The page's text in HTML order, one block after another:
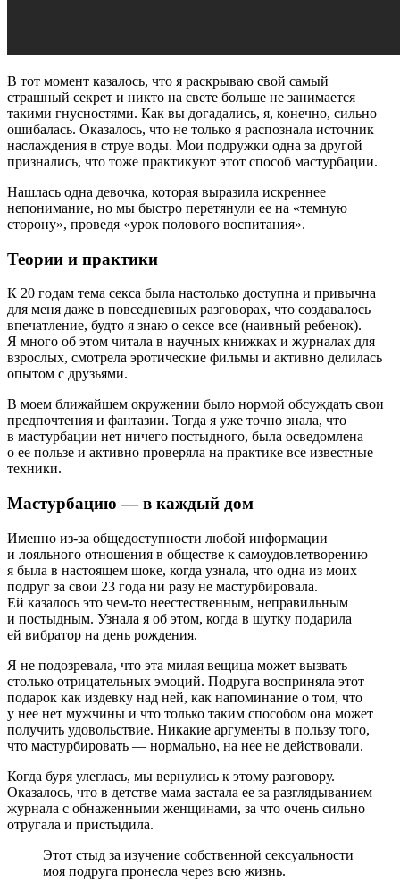
В тот момент казалось, что я раскрываю свой самый
страшный секрет и никто на свете больше не занимается
такими гнусностями. Как вы догадались, я, конечно, сильно
ошибалась. Оказалось, что не только я распознала источник
наслаждения в струе воды. Мои подружки одна за другой
признались, что тоже практикуют этот способ мастурбации.
Нашлась одна девочка, которая выразила искреннее
непонимание, но мы быстро перетянули ее на «темную
сторону», проведя «урок полового воспитания».
Теории и практики
К 20 годам тема секса была настолько доступна и привычна
для меня даже в повседневных разговорах, что создавалось
впечатление, будто я знаю о сексе все (наивный ребенок).
Я много об этом читала в научных книжках и журналах для
взрослых, смотрела эротические фильмы и активно делилась
опытом с друзьями.
В моем ближайшем окружении было нормой обсуждать свои
предпочтения и фантазии. Тогда я уже точно знала, что
в мастурбации нет ничего постыдного, была осведомлена
о ее пользе и активно проверяла на практике все известные
техники.
Мастурбацию — в каждый дом
Именно из-за общедоступности любой информации
и лояльного отношения в обществе к самоудовлетворению
я была в настоящем шоке, когда узнала, что одна из моих
подруг за свои 23 года ни разу не мастурбировала.
Ей казалось это чем-то неестественным, неправильным
и постыдным. Узнала я об этом, когда в шутку подарила
ей вибратор на день рождения.
Я не подозревала, что эта милая вещица может вызвать
столько отрицательных эмоций. Подруга восприняла этот
подарок как издевку над ней, как напоминание о том, что
у нее нет мужчины и что только таким способом она может
получить удовольствие. Никакие аргументы в пользу того,
что мастурбировать — нормально, на нее не действовали.
Когда буря улеглась, мы вернулись к этому разговору.
Оказалось, что в детстве мама застала ее за разглядыванием
журнала с обнаженными женщинами, за что очень сильно
отругала и пристыдила.
Этот стыд за изучение собственной сексуальности
моя подруга пронесла через всю жизнь.